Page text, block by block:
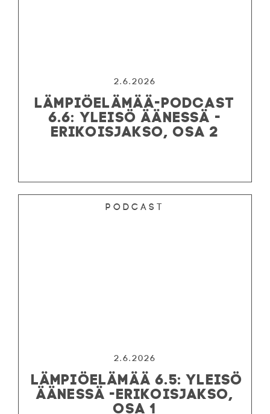
2.6.2026
LÄMPIÖELÄMÄÄ-PODCAST
6.6: YLEISÖ ÄÄNESSÄ -
ERIKOISJAKSO, OSA 2
Podcast
2.6.2026
LÄMPIÖELÄMÄÄ 6.5: YLEISÖ
ÄÄNESSÄ -ERIKOISJAKSO,
OSA 1